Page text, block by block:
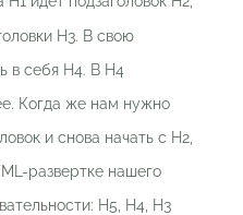
H3. В свою
в себя H4. В H4
Когда же нам нужно
и снова начать с H2,
развертке нашего
H5, H4, H3